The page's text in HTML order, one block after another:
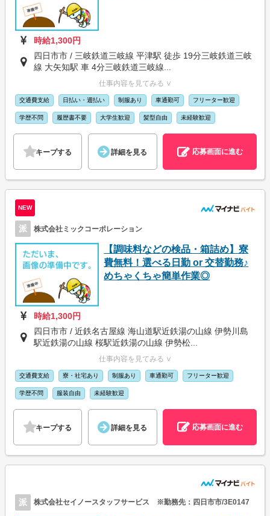
時給1,300円
四日市市 / 三岐鉄道三岐線 平津駅 徒歩 19分三岐鉄道三岐
線 大矢知駅 車 4分三岐鉄道三岐線...
仕事内容を見てみる ∨
交通費支給 日払い・週払い 制服あり 車通勤可 フリーター歓迎
学歴不問 履歴書不要 大学生歓迎 髪型自由 未経験歓迎
キープする 詳細を見る 応募画面に進む
NEW
派 株式会社ミックコーポレーション
【調味料などの検品・箱詰め】寮
費無料！選べる日勤 or 交替勤務♪
めちゃくちゃ簡単作業◎
時給1,300円
四日市市 / 近鉄名古屋線 海山道駅近鉄湯の山線 伊勢川島
駅近鉄湯の山線 桜駅近鉄湯の山線 伊勢松...
仕事内容を見てみる ∨
交通費支給 寮・社宅あり 制服あり 車通勤可 フリーター歓迎
学歴不問 服装自由 未経験歓迎
キープする 詳細を見る 応募画面に進む
派 株式会社セイノースタッフサービス ※勤務先：四日市市/3E0147